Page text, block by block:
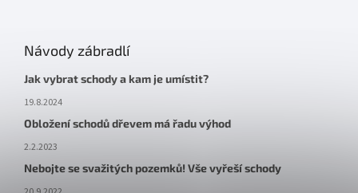
Návody zábradlí
Jak vybrat schody a kam je umístit?
19.8.2024
Obložení schodů dřevem má řadu výhod
2.2.2023
Nebojte se svažitých pozemků! Vše vyřeší schody